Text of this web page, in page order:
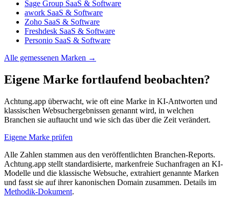
Sage Group SaaS & Software
awork SaaS & Software
Zoho SaaS & Software
Freshdesk SaaS & Software
Personio SaaS & Software
Alle gemessenen Marken →
Eigene Marke fortlaufend beobachten?
Achtung.app überwacht, wie oft eine Marke in KI-Antworten und
klassischen Websuchergebnissen genannt wird, in welchen
Branchen sie auftaucht und wie sich das über die Zeit verändert.
Eigene Marke prüfen
Alle Zahlen stammen aus den veröffentlichten Branchen-Reports.
Achtung.app stellt standardisierte, markenfreie Suchanfragen an KI-
Modelle und die klassische Websuche, extrahiert genannte Marken
und fasst sie auf ihrer kanonischen Domain zusammen. Details im
Methodik-Dokument.